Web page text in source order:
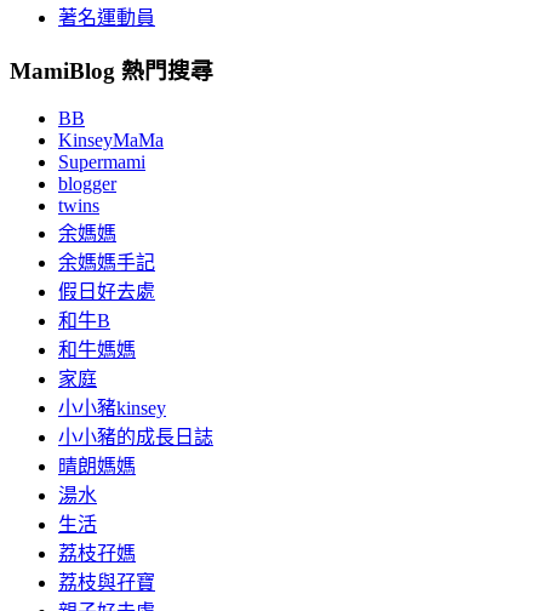
著名運動員
MamiBlog 熱門搜尋
BB
KinseyMaMa
Supermami
blogger
twins
余媽媽
余媽媽手記
假日好去處
和牛B
和牛媽媽
家庭
小小豬kinsey
小小豬的成長日誌
晴朗媽媽
湯水
生活
荔枝孖媽
荔枝與孖寶